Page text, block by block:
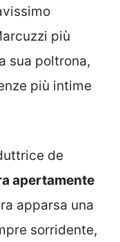
più
sua poltrona,
più intime
de
apertamente
apparsa una
sorridente,